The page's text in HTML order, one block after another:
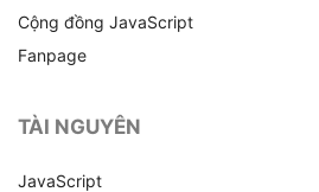
Cộng đồng JavaScript
Fanpage
TÀI NGUYÊN
JavaScript